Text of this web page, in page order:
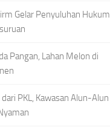
Gelar Penyuluhan Hukum
Pangan, Lahan Melon di
PKL, Kawasan Alun-Alun